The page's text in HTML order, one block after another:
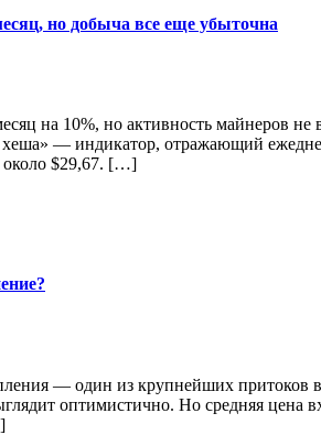
но добыча все еще убыточна
на 10%, но активность майнеров
— индикатор, отражающий
около $29,67. […]
— один из крупнейших
оптимистично. Но средняя цена